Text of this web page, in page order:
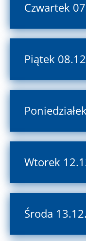
Czwartek
Piątek
Wtorek
Środa